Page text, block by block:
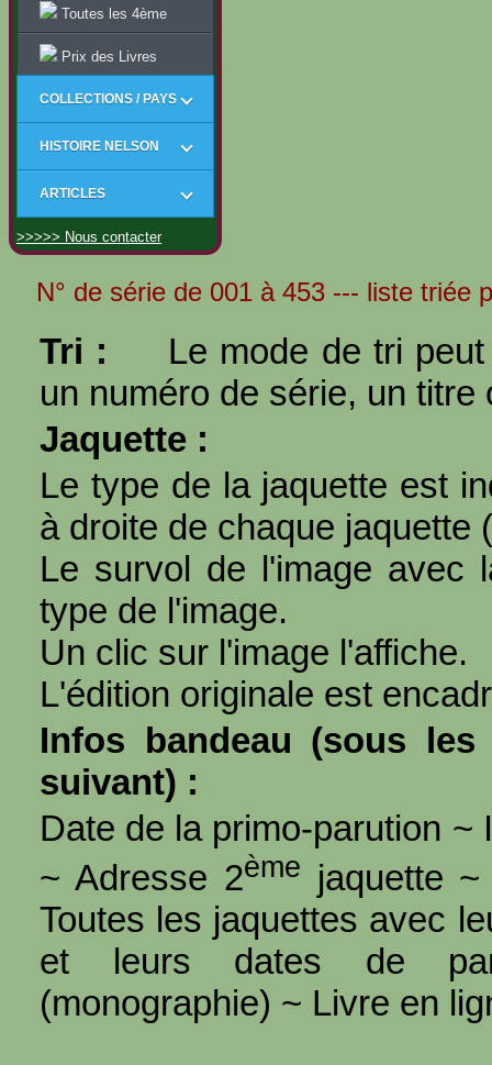
Toutes les 4ème
Prix des Livres
COLLECTIONS / PAYS
HISTOIRE NELSON
ARTICLES
>>>>> Nous contacter
N° de série de 001 à 453 --- liste triée
Tri :
Le mode de tri
un numéro de série, un titre
Jaquette :
Le type de la jaquette est
à droite de chaque jaquette (
Le survol de l'image avec
type de l'image.
Un clic sur l'image l'affiche.
L'édition originale est
Infos bandeau (sous
suivant) :
Date de la primo-parution ~
~ Adresse 2ème jaquette
Toutes les jaquettes avec
et leurs dates de
(monographie) ~ Livre en